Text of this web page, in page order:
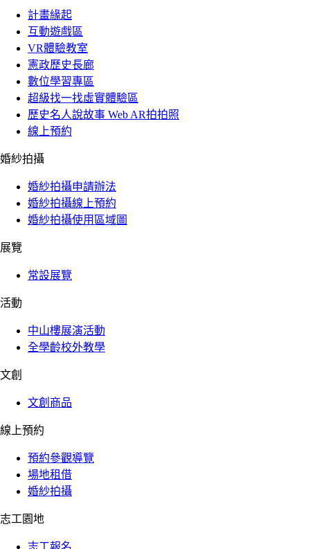
計畫緣起
互動遊戲區
VR體驗教室
憲政歷史長廊
數位學習專區
超級找一找虛實體驗區
歷史名人說故事 Web AR拍拍照
線上預約
婚紗拍攝
婚紗拍攝申請辦法
婚紗拍攝線上預約
婚紗拍攝使用區域圖
展覽
常設展覽
活動
中山樓展演活動
全學齡校外教學
文創
文創商品
線上預約
預約參觀導覽
場地租借
婚紗拍攝
志工園地
志工報名